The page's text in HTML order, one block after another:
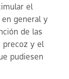
el
general y
de las
precoz y el
pudiesen